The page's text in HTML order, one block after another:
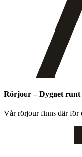
Rörjour – Dygnet runt
Vår rör­jour finns där för